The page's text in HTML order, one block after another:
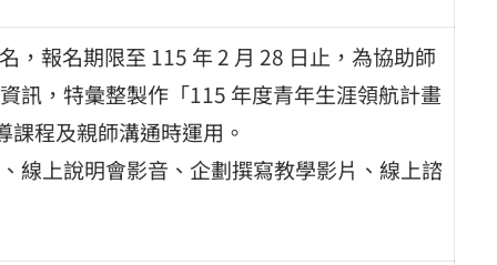
，報名期限至 115 年 2 月 28 日止，為協助師
訊，特彙整製作「115 年度青年生涯領航計畫
程及親師溝通時運用。
線上說明會影音、企劃撰寫教學影片、線上諮